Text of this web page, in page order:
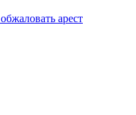
арест